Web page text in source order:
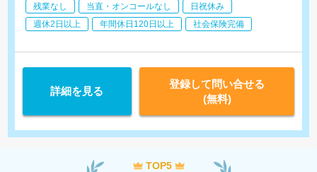
残業なし 当直・オンコールなし
日祝休み
週休2日以上
年間休日120日以上 社会保険完備
詳細を見る
登録して問い合せる
(無料)
TOP5